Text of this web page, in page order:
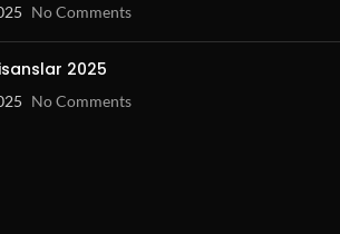
No Comments
2025
No Comments